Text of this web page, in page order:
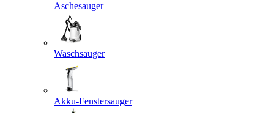
Aschesauger
Waschsauger
Akku-Fenstersauger